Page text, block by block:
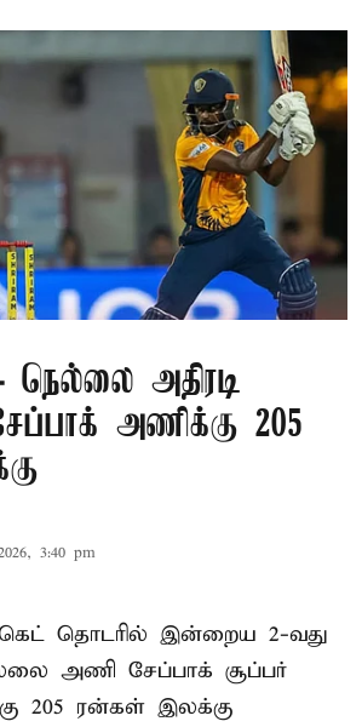
நெல்லை அதிரடி
அணிக்கு 205
3:40 pm
தொடரில் இன்றைய 2-வது
அணி சேப்பாக் சூப்பர்
205 ரன்கள் இலக்கு